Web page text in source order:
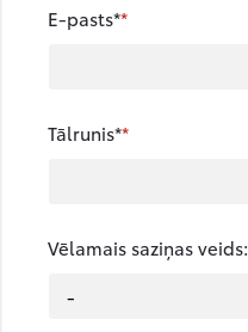
E-pasts*
Tālrunis*
Vēlamais saziņas veids: